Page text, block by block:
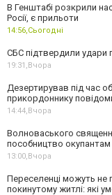
В Генштабі розкрили
Росії, є прильоти
14:56,Сьогодні
СБС підтвердили удари
19:31,Вчора
Дезертирував під час
прикордоннику
14:44,Вчора
Волноваського
пособництво окупантам
13:00,Вчора
Переселенці можуть не
покинутому житлі: які